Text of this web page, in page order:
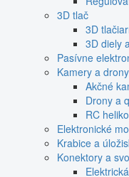
3D tlač
3D
3D diely
Pasívne
Kamery a drony
Akčné
Drony a
RC
Elektronické
Krabice a
Konektory a